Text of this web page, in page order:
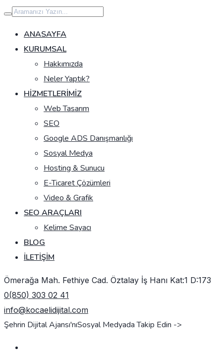
İçeriğe
geç
ANASAYFA
KURUMSAL
Hakkımızda
Neler Yaptık?
HIZMETLERIMIZ
Web Tasarım
SEO
Google ADS Danışmanlığı
Sosyal Medya
Hosting & Sunucu
E-Ticaret Çözümleri
Video & Grafik
SEO ARAÇLARI
Kelime Sayacı
BLOG
İLETIŞIM
Ömerağa Mah. Fethiye Cad. Öztalay İş Hanı Kat:1 D:173
0(850) 303 02 41
info@kocaelidijital.com
Şehrin Dijital Ajansı'nıSosyal Medyada Takip Edin ->